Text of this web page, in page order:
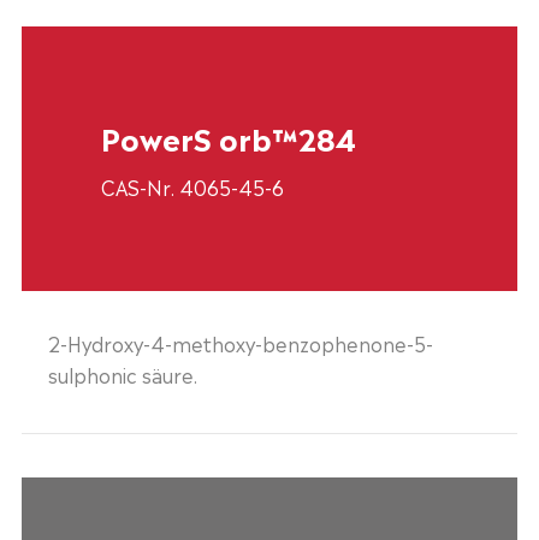
PowerS orb™284
CAS-Nr. 4065-45-6
2-Hydroxy-4-methoxy-benzophenone-5-
sulphonic säure.